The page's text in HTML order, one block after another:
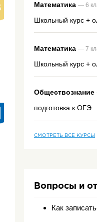
Математика — 6
Школьный курс +
Математика — 7
Школьный курс +
Обществознание
подготовка к ОГЭ
СМОТРЕТЬ ВСЕ КУРСЫ
Вопросы и
Как